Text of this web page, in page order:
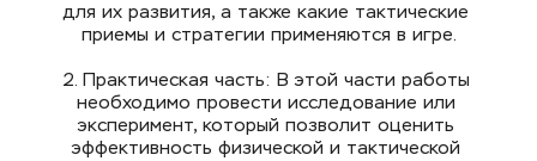
для их развития, а также какие тактические
приемы и стратегии применяются в игре.
2. Практическая часть: В этой части работы
необходимо провести исследование или
эксперимент, который позволит оценить
эффективность физической и тактической